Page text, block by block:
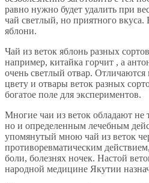
равно нужно будет удалить при
чай светлый, но приятного вкуса.
яблони.
Чай из веток яблонь разных
например, китайка горчит , а
очень светлый отвар.
цвету и отвары веток разных
богатое поле для экспериментов.
Многие чаи из веток обладают не
но и определенным лечебным
упомянутый мною чай из веток
противоревматическим
боли, болезнях ночек. Настой
народной медицине Якутии